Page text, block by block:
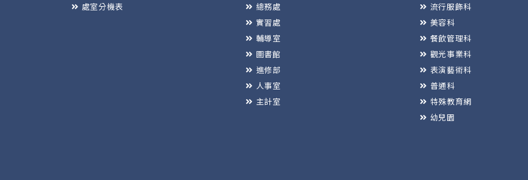
處室分機表
總務處
實習處
輔導室
圖書館
進修部
人事室
主計室
流行服飾科
美容科
餐飲管理科
觀光事業科
表演藝術科
普通科
特殊教育網
幼兒園